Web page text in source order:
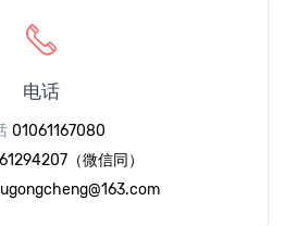
电话
01061167080
（微信同）